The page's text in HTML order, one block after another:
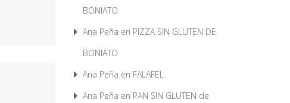
BONIATO
Ana Peña en PIZZA SIN GLUTEN DE
BONIATO
Ana Peña en FALAFEL
Ana Peña en PAN SIN GLUTEN de